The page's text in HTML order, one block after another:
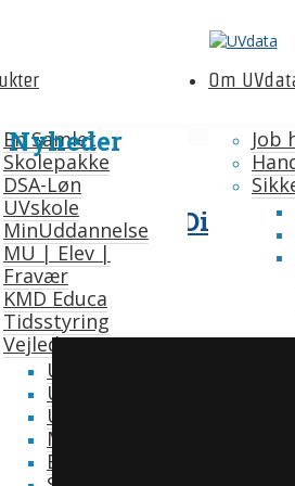
En Samlet
Skolepakke
DSA-Løn
UVskole
MinUddannelse
MU | Elev |
Fravær
KMD Educa
Tidsstyring
Vejledning
UVvej
UVvej web – STU
UV-Integrator
MinVejleder.dk
Brobygning.net
Om
Job
Nyheder
1.06 MU · Det Digitale
Kopirum (for
undervisere)